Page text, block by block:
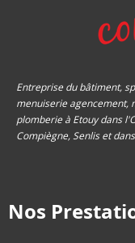
Entreprise du bâtiment,
menuiserie agencement,
plomberie à Etouy dans
Compiègne, Senlis et
Nos